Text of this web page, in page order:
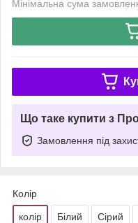
Мінімальна сума
Що таке купити з
Замовлення під
Колір
колір Білий Сірий